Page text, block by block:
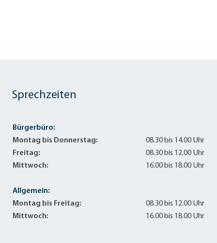
Sprechzeiten
Bürgerbüro:
Montag bis Donnerstag:
08.30 bis 14.00 Uhr
Freitag:
08.30 bis 12.00 Uhr
Mittwoch:
16.00 bis 18.00 Uhr
Allgemein:
Montag bis Freitag:
08.30 bis 12.00 Uhr
Mittwoch:
16.00 bis 18.00 Uhr